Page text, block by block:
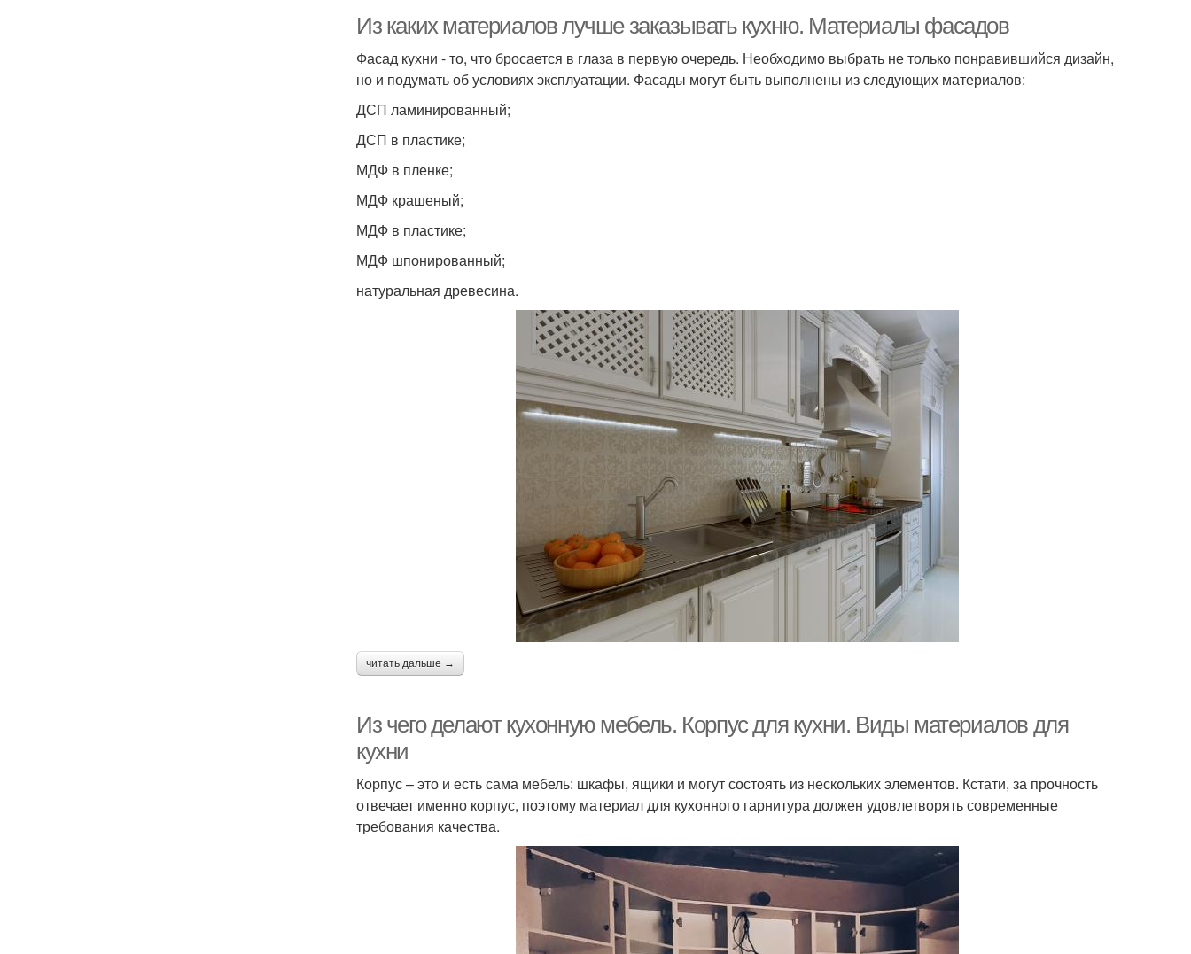
Из каких материалов лучше заказывать кухню. Материалы фасадов
Фасад кухни - то, что бросается в глаза в первую очередь. Необходимо выбрать не только понравившийся дизайн,
но и подумать об условиях эксплуатации. Фасады могут быть выполнены из следующих материалов:
ДСП ламинированный;
ДСП в пластике;
МДФ в пленке;
МДФ крашеный;
МДФ в пластике;
МДФ шпонированный;
натуральная древесина.
читать дальше →
Из чего делают кухонную мебель. Корпус для кухни. Виды материалов для
кухни
Корпус – это и есть сама мебель: шкафы, ящики и могут состоять из нескольких элементов. Кстати, за прочность
отвечает именно корпус, поэтому материал для кухонного гарнитура должен удовлетворять современные
требования качества.